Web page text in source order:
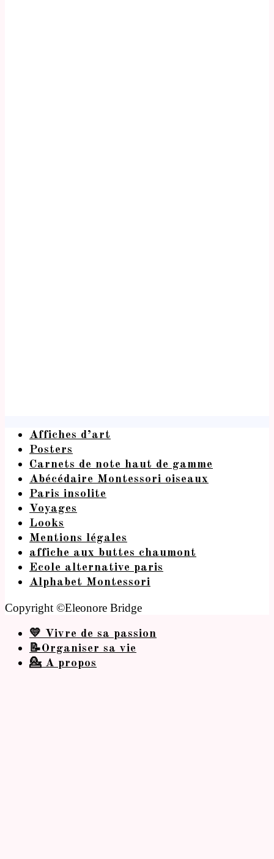
Affiches d’art
Posters
Carnets de note haut de gamme
Abécédaire Montessori oiseaux
Paris insolite
Voyages
Looks
Mentions légales
affiche aux buttes chaumont
Ecole alternative paris
Alphabet Montessori
Copyright ©Eleonore Bridge
💛 Vivre de sa passion
📝Organiser sa vie
💁 A propos